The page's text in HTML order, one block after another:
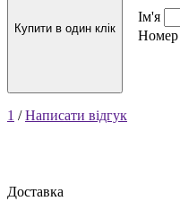
Купити в один клік
Ім'я
Номер
1 /Написати відгук
Доставка